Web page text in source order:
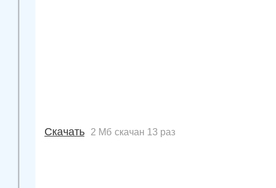
Скачать 2 Мб скачан 13 раз